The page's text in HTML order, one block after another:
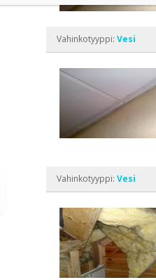
Vahinkotyyppi:Vesi
Vahinkotyyppi:Vesi